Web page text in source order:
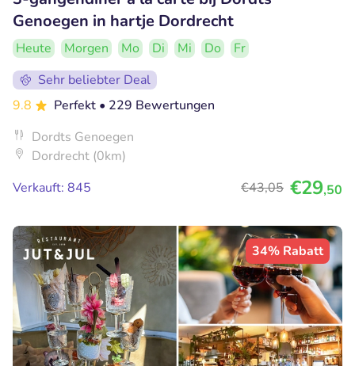
Genoegen in hartje Dordrecht
Heute Morgen Mo Di Mi Do
Fr
Sehr beliebter Deal
9.8
Perfekt • 229 Bewertungen
Dordts Genoegen
Dordrecht (0km)
Verkauft: 845
€43,05 €29,50
34% Rabatt